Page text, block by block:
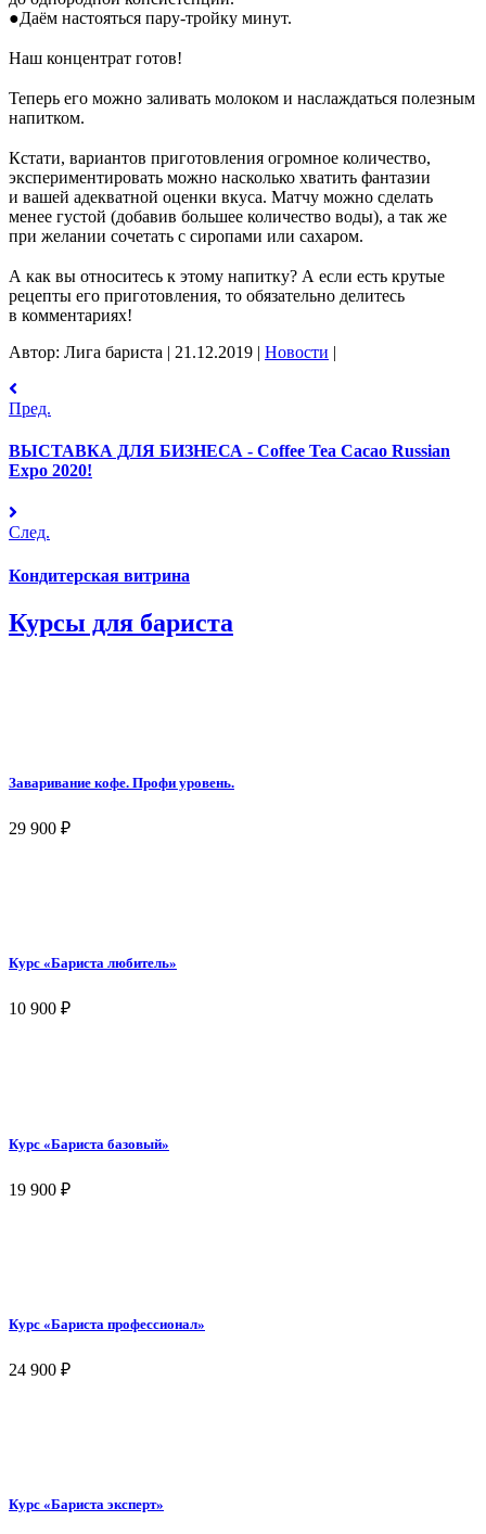
●Даём настояться пару-тройку минут.
Наш концентрат готов!
Теперь его можно заливать молоком и наслаждаться полезным
напитком.
Кстати, вариантов приготовления огромное количество,
экспериментировать можно насколько хватить фантазии
и вашей адекватной оценки вкуса. Матчу можно сделать
менее густой (добавив большее количество воды), а так же
при желании сочетать с сиропами или сахаром.
А как вы относитесь к этому напитку? А если есть крутые
рецепты его приготовления, то обязательно делитесь
в комментариях!
Автор: Лига бариста | 21.12.2019 | Новости |
Пред.
ВЫСТАВКА ДЛЯ БИЗНЕСА - Coffee Tea Cacao Russian
Expo 2020!
След.
Кондитерская витрина
Курсы для бариста
Заваривание кофе. Профи уровень.
29 900 ₽
Курс «Бариста любитель»
10 900 ₽
Курс «Бариста базовый»
19 900 ₽
Курс «Бариста профессионал»
24 900 ₽
Курс «Бариста эксперт»